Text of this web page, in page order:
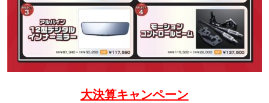
大決算キャンペーン